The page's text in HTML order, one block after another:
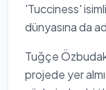
'Tucciness'
dünyasına da
Tuğçe
projede yer